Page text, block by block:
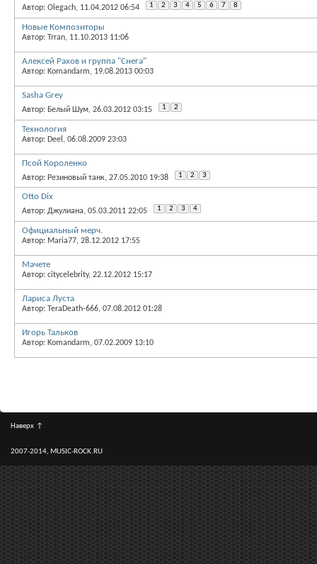
Автор: Olegach, 11.04.2012 06:54 1 2 3 4 5 6 7 8
Новые Композиторы
Автор: Trran, 11.10.2013 11:06
Алексей Рахов и группа "Снега"
Автор: Komandarm, 19.08.2013 00:03
Sasha Grey
Автор: Белый Шум, 26.03.2012 03:15 1 2
Технология
Автор: Deel, 06.08.2009 23:03
Псой Короленко
Автор: Резиновый танк, 27.05.2010 19:38 1 2 3
Otto Dix
Автор: Джулиана, 05.03.2011 22:05 1 2 3 4
Официальный мерч.
Автор: Maria77, 28.12.2012 17:55
Мачете
Автор: citycelebrity, 22.12.2012 15:17
Лариса Луста
Автор: TeraDeath-666, 07.08.2012 01:28
Игорь Тальков
Автор: Komandarm, 07.02.2009 13:10
Наверх ↑
2007-2014, MUSIC-ROCK.RU